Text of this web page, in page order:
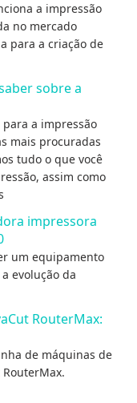
a impressão
no mercado
para a criação de
sobre a
a impressão
mais procuradas
tudo o que você
assim como
impressora
um equipamento
a evolução da
RouterMax:
de máquinas de